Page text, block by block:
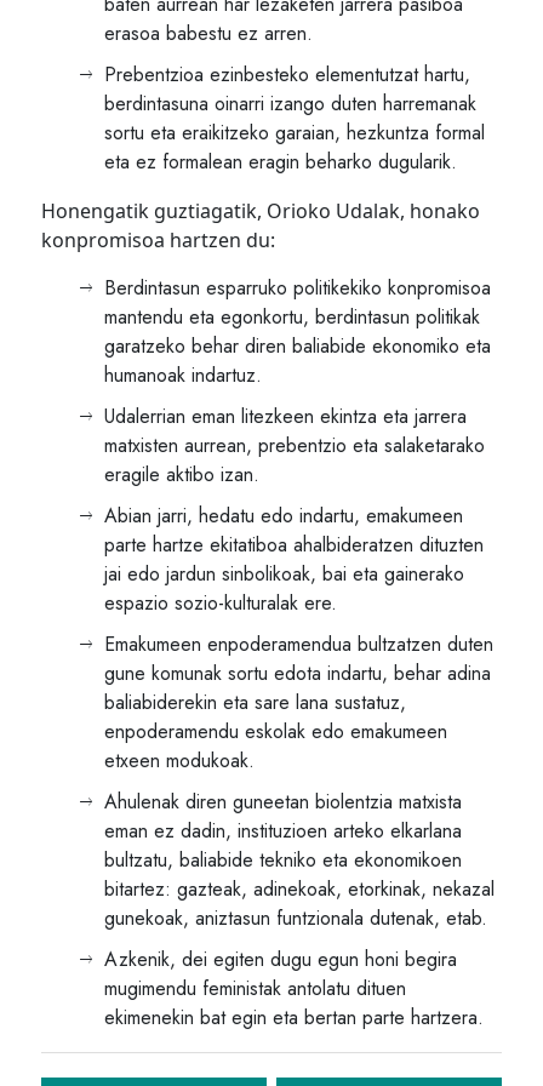
erasoa babestu ez arren.
Prebentzioa ezinbesteko elementutzat hartu,
berdintasuna oinarri izango duten harremanak
sortu eta eraikitzeko garaian, hezkuntza formal
eta ez formalean eragin beharko dugularik.
Honengatik guztiagatik, Orioko Udalak, honako
konpromisoa hartzen du:
Berdintasun esparruko politikekiko konpromisoa
mantendu eta egonkortu, berdintasun politikak
garatzeko behar diren baliabide ekonomiko eta
humanoak indartuz.
Udalerrian eman litezkeen ekintza eta jarrera
matxisten aurrean, prebentzio eta salaketarako
eragile aktibo izan.
Abian jarri, hedatu edo indartu, emakumeen
parte hartze ekitatiboa ahalbideratzen dituzten
jai edo jardun sinbolikoak, bai eta gainerako
espazio sozio-kulturalak ere.
Emakumeen enpoderamendua bultzatzen duten
gune komunak sortu edota indartu, behar adina
baliabiderekin eta sare lana sustatuz,
enpoderamendu eskolak edo emakumeen
etxeen modukoak.
Ahulenak diren guneetan biolentzia matxista
eman ez dadin, instituzioen arteko elkarlana
bultzatu, baliabide tekniko eta ekonomikoen
bitartez: gazteak, adinekoak, etorkinak, nekazal
gunekoak, aniztasun funtzionala dutenak, etab.
Azkenik, dei egiten dugu egun honi begira
mugimendu feministak antolatu dituen
ekimenekin bat egin eta bertan parte hartzera.
Bidalketetan